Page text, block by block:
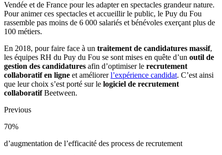
Vendée et de France pour les adapter en spectacles grandeur nature.
Pour animer ces spectacles et accueillir le public, le Puy du Fou
rassemble pas moins de 6 000 salariés et bénévoles exerçant plus de
100 métiers.
En 2018, pour faire face à un traitement de candidatures massif,
les équipes RH du Puy du Fou se sont mises en quête d’un outil de
gestion des candidatures afin d’optimiser le recrutement
collaboratif en ligne et améliorerl’expérience candidat. C’est ainsi
que leur choix s’est porté sur le logiciel de recrutement
collaboratifBeetween.
Previous
70%
d’augmentation de l’efficacité des process de recrutement